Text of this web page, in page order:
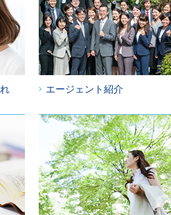
エージェント紹介